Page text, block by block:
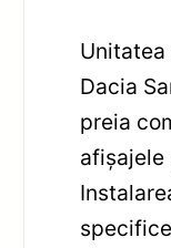
Dacia
preia
afișajele